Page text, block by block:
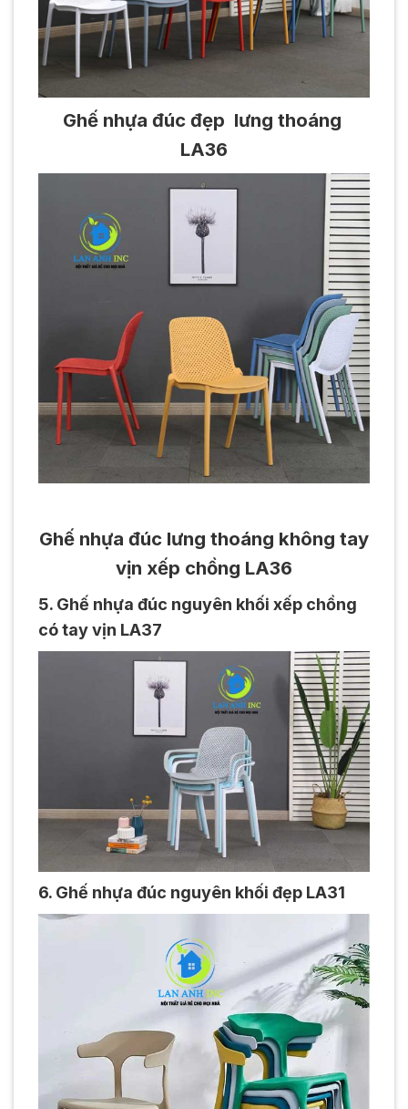
Ghế nhựa đúc đẹp lưng thoáng
LA36
Ghế nhựa đúc lưng thoáng không tay
vịn xếp chồng LA36
5. Ghế nhựa đúc nguyên khối xếp chồng
có tay vịn LA37
6. Ghế nhựa đúc nguyên khối đẹp LA31